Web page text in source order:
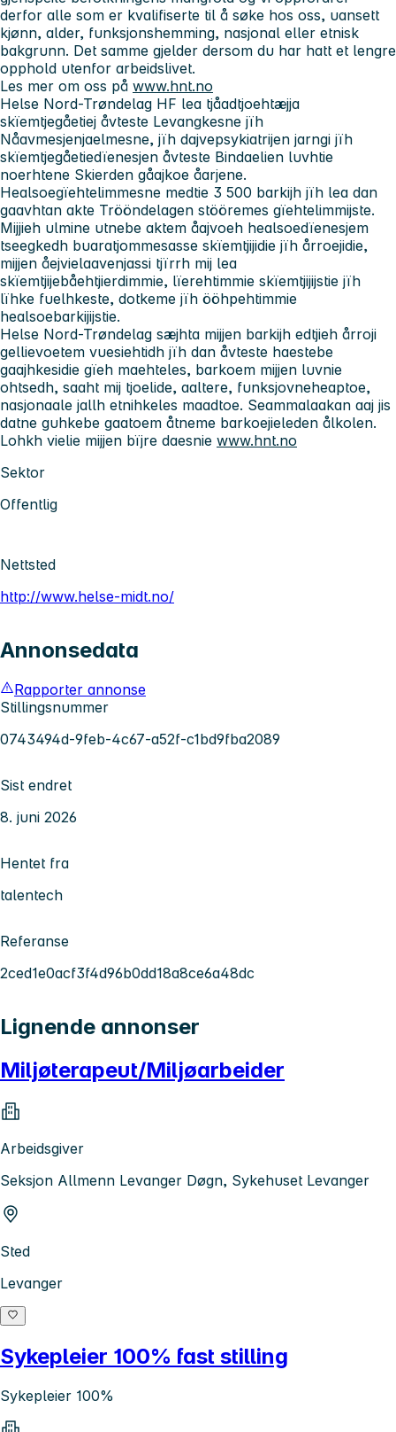
derfor alle som er kvalifiserte til å søke hos oss, uansett
kjønn, alder, funksjonshemming, nasjonal eller etnisk
bakgrunn. Det samme gjelder dersom du har hatt et lengre
opphold utenfor arbeidslivet.
Les mer om oss på www.hnt.no
Helse Nord-Trøndelag HF lea tjåadtjoehtæjja
skïemtjegåetiej åvteste Levangkesne jïh
Nåavmesjenjaelmesne, jïh dajvepsykiatrijen jarngi jïh
skïemtjegåetiedïenesjen åvteste Bindaelien luvhtie
noerhtene Skierden gåajkoe åarjene.
Healsoegïehtelimmesne medtie 3 500 barkijh jïh lea dan
gaavhtan akte Trööndelagen stööremes gïehtelimmijste.
Mijjieh ulmine utnebe aktem åajvoeh healsoedïenesjem
tseegkedh buaratjommesasse skïemtjijidie jïh årroejidie,
mijjen åejvielaavenjassi tjïrrh mij lea
skïemtjijebåehtjierdimmie, lïerehtimmie skïemtjijijstie jïh
lïhke fuelhkeste, dotkeme jïh ööhpehtimmie
healsoebarkijijstie.
Helse Nord-Trøndelag sæjhta mijjen barkijh edtjieh årroji
gellievoetem vuesiehtidh jïh dan åvteste haestebe
gaajhkesidie gïeh maehteles, barkoem mijjen luvnie
ohtsedh, saaht mij tjoelide, aaltere, funksjovneheaptoe,
nasjonaale jallh etnihkeles maadtoe. Seammalaakan aaj jis
datne guhkebe gaatoem åtneme barkoejieleden ålkolen.
Lohkh vielie mijjen bïjre daesnie www.hnt.no
Sektor
Offentlig
Nettsted
http://www.helse-midt.no/
Annonsedata
Rapporter annonse
Stillingsnummer
0743494d-9feb-4c67-a52f-c1bd9fba2089
Sist endret
8. juni 2026
Hentet fra
talentech
Referanse
2ced1e0acf3f4d96b0dd18a8ce6a48dc
Lignende annonser
Miljøterapeut/Miljøarbeider
Arbeidsgiver
Seksjon Allmenn Levanger Døgn, Sykehuset Levanger
Sted
Levanger
Sykepleier 100% fast stilling
Sykepleier 100%